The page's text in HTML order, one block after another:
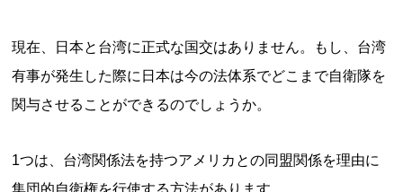
現在、日本と台湾に正式な国交はありません。もし、台湾
有事が発生した際に日本は今の法体系でどこまで自衛隊を
関与させることができるのでしょうか。
1つは、台湾関係法を持つアメリカとの同盟関係を理由に
集団的自衛権を行使する方法があります。